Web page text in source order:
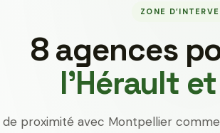
ZONE
8 agences
l’Hérault
de proximité avec Montpellier